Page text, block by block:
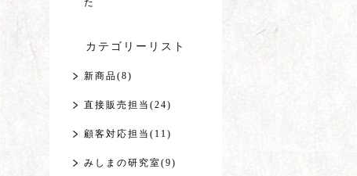
た
カテゴリーリスト
新商品(8)
直接販売担当(24)
顧客対応担当(11)
みしまの研究室(9)